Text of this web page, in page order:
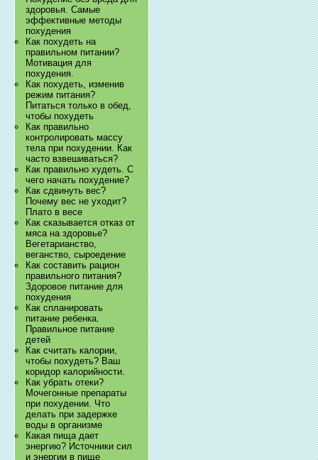
здоровья. Самые
эффективные методы
похудения
Как похудеть на
правильном питании?
Мотивация для
похудения.
Как похудеть, изменив
режим питания?
Питаться только в обед,
чтобы похудеть
Как правильно
контролировать массу
тела при похудении. Как
часто взвешиваться?
Как правильно худеть. С
чего начать похудение?
Как сдвинуть вес?
Почему вес не уходит?
Плато в весе
Как сказывается отказ от
мяса на здоровье?
Вегетарианство,
веганство, сыроедение
Как составить рацион
правильного питания?
Здоровое питание для
похудения
Как спланировать
питание ребенка.
Правильное питание
детей
Как считать калории,
чтобы похудеть? Ваш
коридор калорийности.
Как убрать отеки?
Мочегонные препараты
при похудении. Что
делать при задержке
воды в организме
Какая пища дает
энергию? Источники сил
и энергии в пище